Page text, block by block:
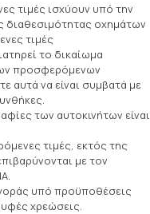
τιμές ισχύουν υπό την
οχημάτων
τιμές
το δικαίωμα
προσφερόμενων
αυτά να είναι συμβατά με
των αυτοκινήτων είναι
τιμές, εκτός της
με τον
υπό προϋποθέσεις
χρεώσεις.